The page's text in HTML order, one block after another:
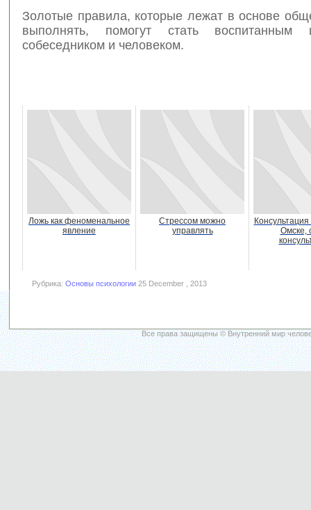
Золотые правила, которые лежат в основе
выполнять, помогут стать воспитанным
собеседником и человеком.
Ложь как феноменальное
явление
Стрессом можно
управлять
Консультация
Омске,
Рубрика: Основы психологии 25 December , 2013
Все права защищены © Внутренний мир